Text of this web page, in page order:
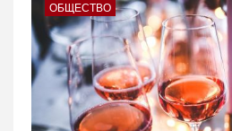
ОБЩЕСТВО